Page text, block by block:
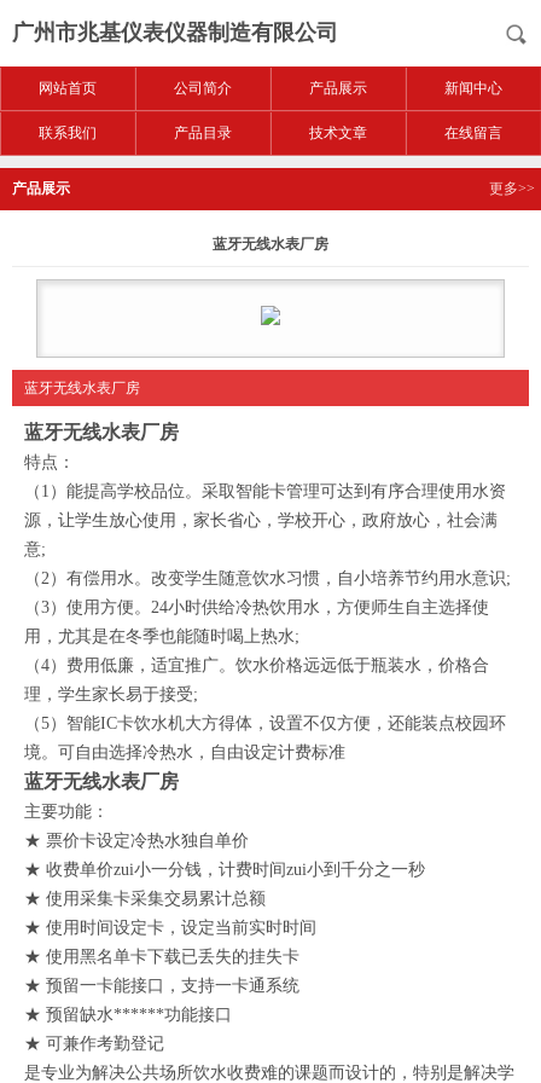
广州市兆基仪表仪器制造有限公司
网站首页 公司简介 产品展示 新闻中心
联系我们 产品目录 技术文章 在线留言
产品展示 更多>>
蓝牙无线水表厂房
蓝牙无线水表厂房
蓝牙无线水表厂房
特点：
（1）能提高学校品位。采取智能卡管理可达到有序合理使用水资
源，让学生放心使用，家长省心，学校开心，政府放心，社会满
意;
（2）有偿用水。改变学生随意饮水习惯，自小培养节约用水意识;
（3）使用方便。24小时供给冷热饮用水，方便师生自主选择使
用，尤其是在冬季也能随时喝上热水;
（4）费用低廉，适宜推广。饮水价格远远低于瓶装水，价格合
理，学生家长易于接受;
（5）智能IC卡饮水机大方得体，设置不仅方便，还能装点校园环
境。可自由选择冷热水，自由设定计费标准
蓝牙无线水表厂房
主要功能：
★ 票价卡设定冷热水独自单价
★ 收费单价zui小一分钱，计费时间zui小到千分之一秒
★ 使用采集卡采集交易累计总额
★ 使用时间设定卡，设定当前实时时间
★ 使用黑名单卡下载已丢失的挂失卡
★ 预留一卡能接口，支持一卡通系统
★ 预留缺水******功能接口
★ 可兼作考勤登记
是专业为解决公共场所饮水收费难的课题而设计的，特别是解决学